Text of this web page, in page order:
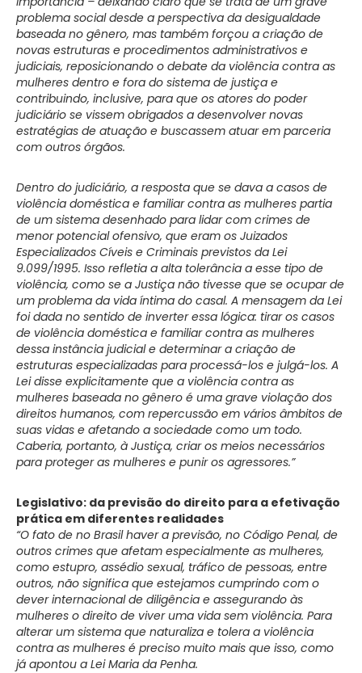
problema social desde a perspectiva da desigualdade
baseada no gênero, mas também forçou a criação de
novas estruturas e procedimentos administrativos e
judiciais, reposicionando o debate da violência contra as
mulheres dentro e fora do sistema de justiça e
contribuindo, inclusive, para que os atores do poder
judiciário se vissem obrigados a desenvolver novas
estratégias de atuação e buscassem atuar em parceria
com outros órgãos.
Dentro do judiciário, a resposta que se dava a casos de
violência doméstica e familiar contra as mulheres partia
de um sistema desenhado para lidar com crimes de
menor potencial ofensivo, que eram os Juizados
Especializados Cíveis e Criminais previstos da Lei
9.099/1995. Isso refletia a alta tolerância a esse tipo de
violência, como se a Justiça não tivesse que se ocupar de
um problema da vida íntima do casal. A mensagem da Lei
foi dada no sentido de inverter essa lógica: tirar os casos
de violência doméstica e familiar contra as mulheres
dessa instância judicial e determinar a criação de
estruturas especializadas para processá-los e julgá-los. A
Lei disse explicitamente que a violência contra as
mulheres baseada no gênero é uma grave violação dos
direitos humanos, com repercussão em vários âmbitos de
suas vidas e afetando a sociedade como um todo.
Caberia, portanto, à Justiça, criar os meios necessários
para proteger as mulheres e punir os agressores.”
Legislativo: da previsão do direito para a efetivação
prática em diferentes realidades
“O fato de no Brasil haver a previsão, no Código Penal, de
outros crimes que afetam especialmente as mulheres,
como estupro, assédio sexual, tráfico de pessoas, entre
outros, não significa que estejamos cumprindo com o
dever internacional de diligência e assegurando às
mulheres o direito de viver uma vida sem violência. Para
alterar um sistema que naturaliza e tolera a violência
contra as mulheres é preciso muito mais que isso, como
já apontou a Lei Maria da Penha.